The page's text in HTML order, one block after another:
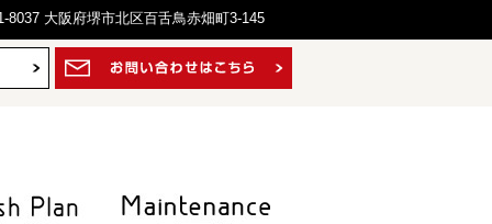
8037 大阪府堺市北区百舌鳥赤畑町3-145